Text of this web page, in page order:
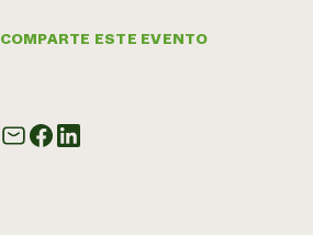
COMPARTE ESTE EVENTO